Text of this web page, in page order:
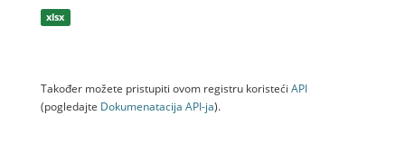
xlsx
Također možete pristupiti ovom registru koristeći API
(pogledajte Dokumenаtаcijа API-jа).